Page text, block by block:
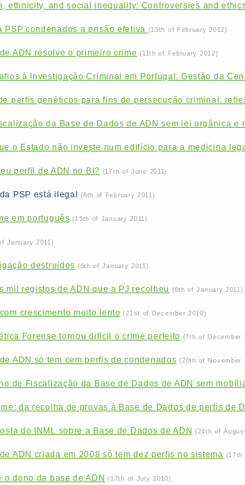
ethnicity, and social inequality: Controversies and
PSP condenados a prisão efetiva (13th of February 2012)
ADN resolve o primeiro crime (11th of February 2012)
à Investigação Criminal em Portugal: Gestão da
perfis genéticos para fins de persecução criminal:
da Base de Dados de ADN sem lei orgânica e
o Estado não investe num edifício para a medicina
perfil de ADN no BI? (17th of June 2011)
PSP está ilegal(6th of February 2011)
em português (15th of January 2011)
January 2011)
destruídos (6th of January 2011)
mil registos de ADN que a PJ recolheu (6th of January 2011)
crescimento muito lento (21st of December 2010)
Forense tornou difícil o crime perfeito (7th of December
ADN só tem cem perfis de condenados (20th of November
de Fiscalização da Base de Dados de ADN sem
da recolha de provas à Base de Dados de perfis de
do INML sobre a Base de Dados de ADN (24th of
ADN criada em 2008 só tem dez perfis no sistema (17th
o dono da base de ADN (17th of July 2010)